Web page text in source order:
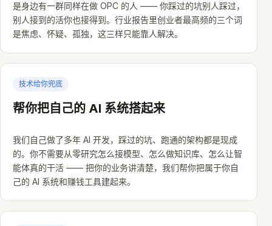
是身边有一群同样在做 OPC 的人 —— 你踩过的坑别人踩过，
别人接到的活你也接得到。行业报告里创业者最高频的三个词
是焦虑、怀疑、孤独，这三样只能靠人解决。
技术给你兜底
帮你把自己的 AI 系统搭起来
我们自己做了多年 AI 开发，踩过的坑、跑通的架构都是现成
的。你不需要从零研究怎么接模型、怎么做知识库、怎么让智
能体真的干活 —— 把你的业务讲清楚，我们帮你把属于你自
己的 AI 系统和赚钱工具建起来。